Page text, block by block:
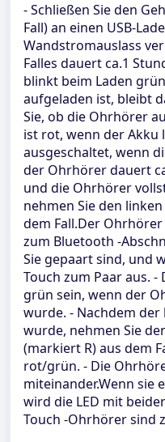
- Schließen Sie den
Fall) an einen USB-
Wandstromauslass
Falles dauert ca.1
blinkt beim Laden
aufgeladen ist, bleibt
Sie, ob die Ohrhörer
ist rot, wenn der Akku
ausgeschaltet, wenn
der Ohrhörer dauert
und die Ohrhörer
nehmen Sie den
dem Fall.Der
zum Bluetooth -
Sie gepaart sind, und
Touch zum Paar aus.
grün sein, wenn der
wurde. - Nachdem
wurde, nehmen Sie
(markiert R) aus dem
rot/grün. - Die
miteinander.Wenn sie
wird die LED mit
Touch -Ohrhörer sind